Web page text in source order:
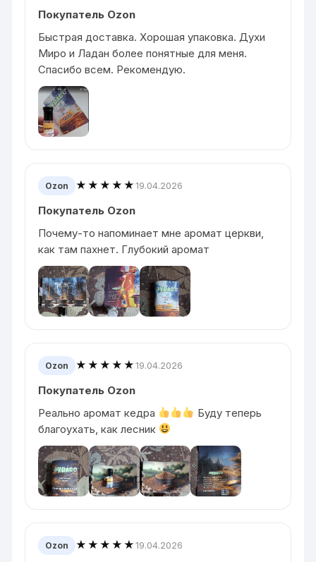
Покупатель Ozon
Быстрая доставка. Хорошая упаковка. Духи
Миро и Ладан более понятные для меня.
Спасибо всем. Рекомендую.
Ozon ★★★★★19.04.2026
Покупатель Ozon
Почему-то напоминает мне аромат церкви,
как там пахнет. Глубокий аромат
Ozon ★★★★★19.04.2026
Покупатель Ozon
Реально аромат кедра
Буду теперь
благоухать, как лесник
Ozon ★★★★★19.04.2026